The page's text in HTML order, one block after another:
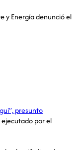
y Energía denunció el
presunto
por el